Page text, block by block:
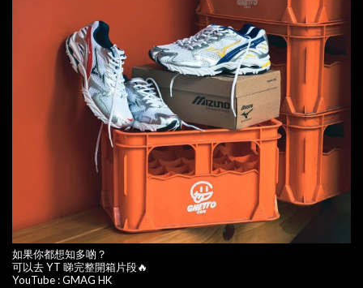
如果你都想知多啲？
可以去 YT 睇完整開箱片段🔥
YouTube : GMAG HK